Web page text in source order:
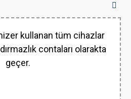
kullanan tüm cihazlar
contaları olarakta
geçer.